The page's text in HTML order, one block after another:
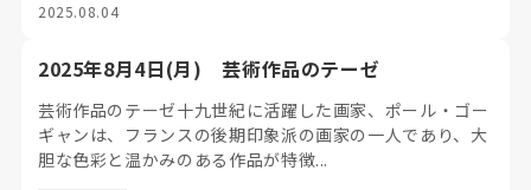
2025.08.04
2025年8月4日(月) 芸術作品のテーゼ
芸術作品のテーゼ十九世紀に活躍した画家、ポール・ゴー
ギャンは、フランスの後期印象派の画家の一人であり、大
胆な色彩と温かみのある作品が特徴...